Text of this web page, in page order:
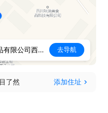
独立完成产品研发任
高效沟通协调跨部门工
眉山市创业路北段与美食品有限公司西南60米 去导航
了然 添加住址